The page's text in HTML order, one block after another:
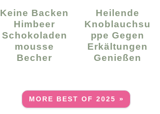
Keine Backen
Himbeer
Schokoladen
Mousse
Becher
Heilende
Knoblauchsu
Ppe Gegen
Erkältungen
Genießen
MORE BEST OF 2025 »